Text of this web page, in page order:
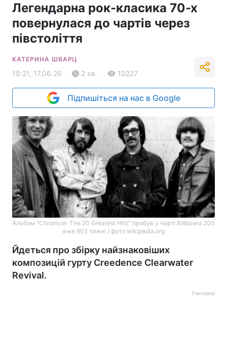
Легендарна рок-класика 70-х
повернулася до чартів через
півстоліття
КАТЕРИНА ШВАРЦ
18:21, 17.06.26 2 хв. 10227
Підпишіться на нас в Google
Альбом "Chronicle: The 20 Greatest Hits" пробув у чарті Billboard 200
вже 802 тижні / фото wikipedia.org
Йдеться про збірку найзнаковіших
композицій гурту Creedence Clearwater
Revival.
Реклама